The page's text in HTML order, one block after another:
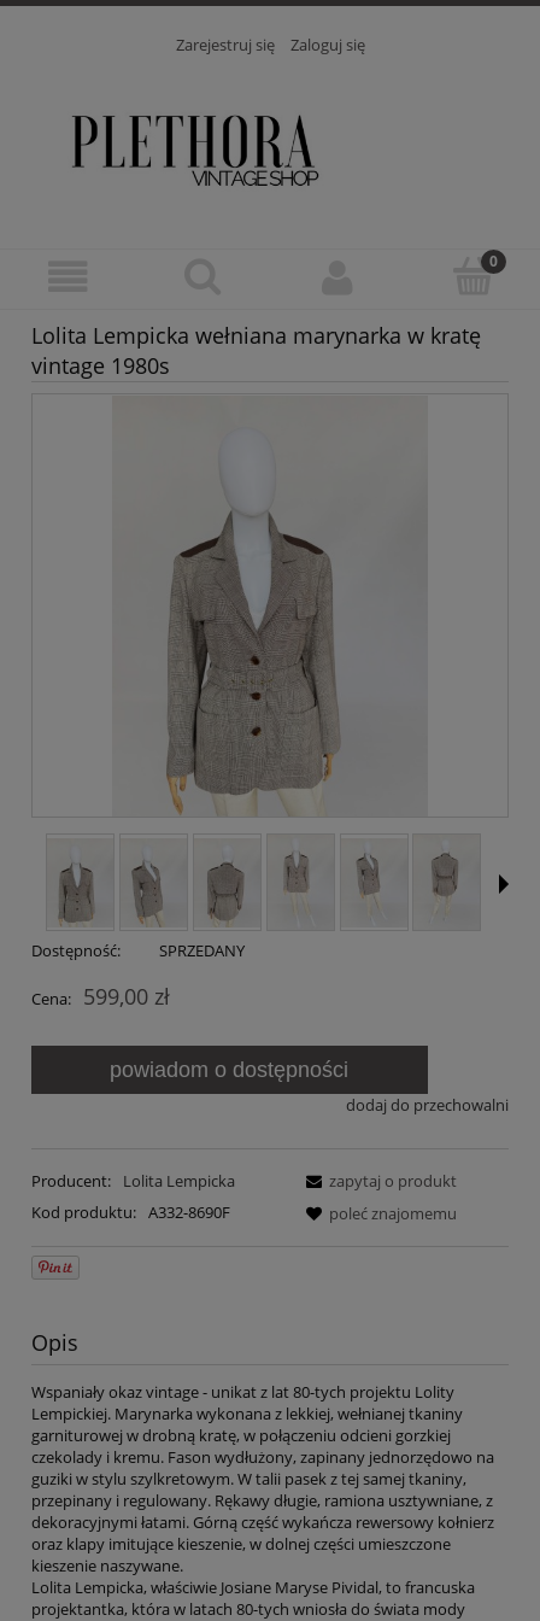
Zarejestruj się Zaloguj się
Lolita Lempicka wełniana marynarka w kratę
vintage 1980s
Dostępność: SPRZEDANY
Cena: 599,00 zł
powiadom o dostępności
dodaj do przechowalni
Producent:
Lolita Lempicka
Kod produktu: A332-8690F
zapytaj o produkt
poleć znajomemu
Opis
Wspaniały okaz vintage - unikat z lat 80-tych projektu Lolity
Lempickiej. Marynarka wykonana z lekkiej, wełnianej tkaniny
garniturowej w drobną kratę, w połączeniu odcieni gorzkiej
czekolady i kremu. Fason wydłużony, zapinany jednorzędowo na
guziki w stylu szylkretowym. W talii pasek z tej samej tkaniny,
przepinany i regulowany. Rękawy długie, ramiona usztywniane, z
dekoracyjnymi łatami. Górną część wykańcza rewersowy kołnierz
oraz klapy imitujące kieszenie, w dolnej części umieszczone
kieszenie naszywane.
Lolita Lempicka, właściwie Josiane Maryse Pividal, to francuska
projektantka, która w latach 80-tych wniosła do świata mody